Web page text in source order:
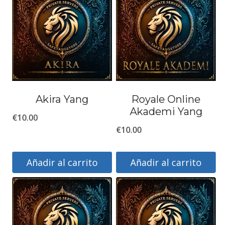
Akira Yang
€10.00
Añadir al carrito
Royale Online
Akademi Yang
€10.00
Añadir al carrito